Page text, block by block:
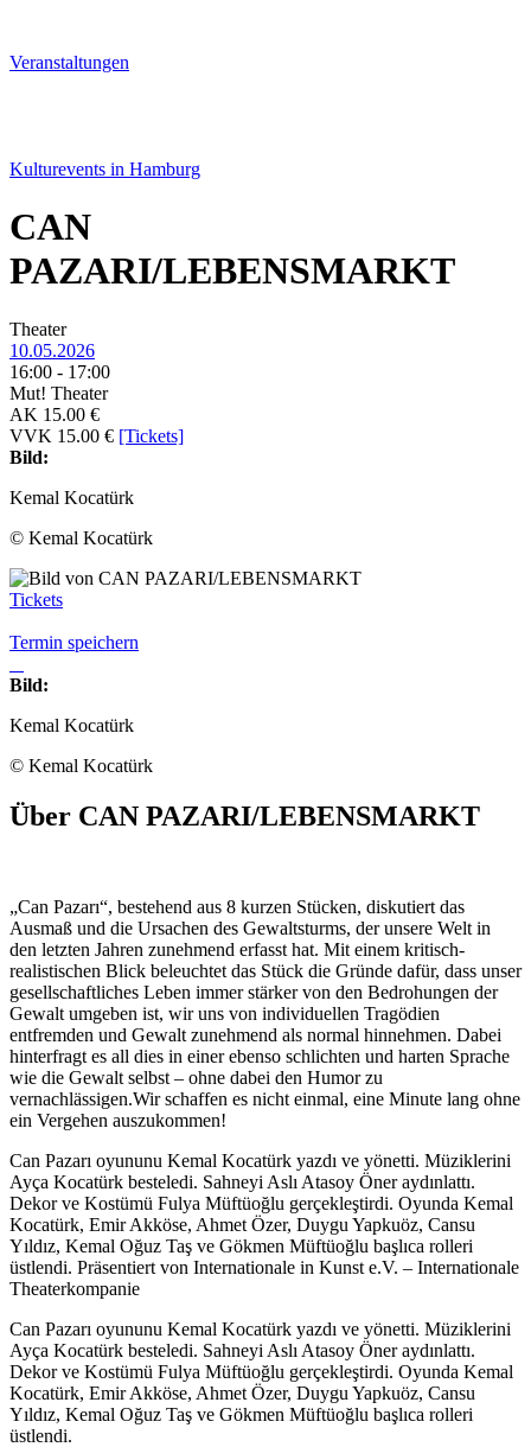
Veranstal­tungen
Kulturevents in Hamburg
CAN
PAZARI/LEBENSMARKT
Theater
10.05.2026
16:00 - 17:00
Mut! Theater
AK 15.00 €
VVK 15.00 € [Tickets]
Bild:
Kemal Kocatürk
© Kemal Kocatürk
Tickets
Termin speichern
Bild:
Kemal Kocatürk
© Kemal Kocatürk
Über CAN PAZARI/LEBENSMARKT
„Can Pazarı“, bestehend aus 8 kurzen Stücken, diskutiert das
Ausmaß und die Ursachen des Gewaltsturms, der unsere Welt in
den letzten Jahren zunehmend erfasst hat. Mit einem kritisch-
realistischen Blick beleuchtet das Stück die Gründe dafür, dass unser
gesellschaftliches Leben immer stärker von den Bedrohungen der
Gewalt umgeben ist, wir uns von individuellen Tragödien
entfremden und Gewalt zunehmend als normal hinnehmen. Dabei
hinterfragt es all dies in einer ebenso schlichten und harten Sprache
wie die Gewalt selbst – ohne dabei den Humor zu
vernachlässigen.Wir schaffen es nicht einmal, eine Minute lang ohne
ein Vergehen auszukommen!
Can Pazarı oyununu Kemal Kocatürk yazdı ve yönetti. Müziklerini
Ayça Kocatürk besteledi. Sahneyi Aslı Atasoy Öner aydınlattı.
Dekor ve Kostümü Fulya Müftüoğlu gerçekleştirdi. Oyunda Kemal
Kocatürk, Emir Akköse, Ahmet Özer, Duygu Yapkuöz, Cansu
Yıldız, Kemal Oğuz Taş ve Gökmen Müftüoğlu başlıca rolleri
üstlendi. Präsentiert von Internationale in Kunst e.V. – Internationale
Theaterkompanie
Can Pazarı oyununu Kemal Kocatürk yazdı ve yönetti. Müziklerini
Ayça Kocatürk besteledi. Sahneyi Aslı Atasoy Öner aydınlattı.
Dekor ve Kostümü Fulya Müftüoğlu gerçekleştirdi. Oyunda Kemal
Kocatürk, Emir Akköse, Ahmet Özer, Duygu Yapkuöz, Cansu
Yıldız, Kemal Oğuz Taş ve Gökmen Müftüoğlu başlıca rolleri
üstlendi.